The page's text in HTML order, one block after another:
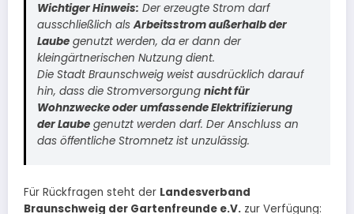
Wichtiger Hinweis: Der erzeugte Strom darf
ausschließlich alsArbeitsstrom außerhalb der
Laubegenutzt werden, da er dann der
kleingärtnerischen Nutzung dient.
Die Stadt Braunschweig weist ausdrücklich darauf
hin, dass die Stromversorgung nicht für
Wohnzwecke oder umfassende Elektrifizierung
der Laubegenutzt werden darf. Der Anschluss an
das öffentliche Stromnetz ist unzulässig.
Für Rückfragen steht der Landesverband
Braunschweig der Gartenfreunde e.V. zur Verfügung: